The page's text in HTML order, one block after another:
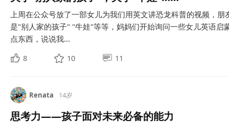
上周在公众号放了一部女儿为我们用英文讲恐龙科普的视频，
是"别人家的孩子" "牛娃"等等，妈妈们开始询问一些女儿英语启
点东西，说说我...
8
10 11
Renata 14岁
思考力——孩子面对未来必备的能力